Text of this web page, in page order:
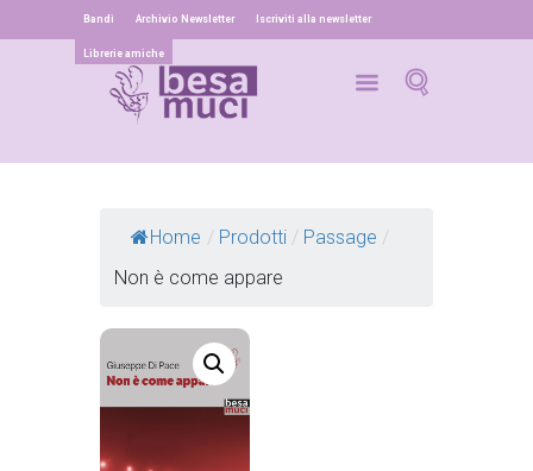
Bandi Archivio Newsletter Iscriviti alla newsletter
Librerie amiche
Home / Prodotti / Passage /
Non è come appare